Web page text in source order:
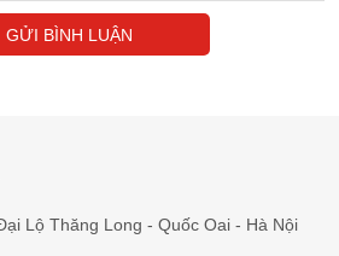
GỬI BÌNH LUẬN
Lộ Thăng Long - Quốc Oai - Hà Nội